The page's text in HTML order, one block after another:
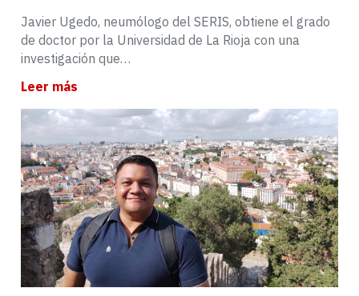
Javier Ugedo, neumólogo del SERIS, obtiene el grado
de doctor por la Universidad de La Rioja con una
investigación que…
Leer más